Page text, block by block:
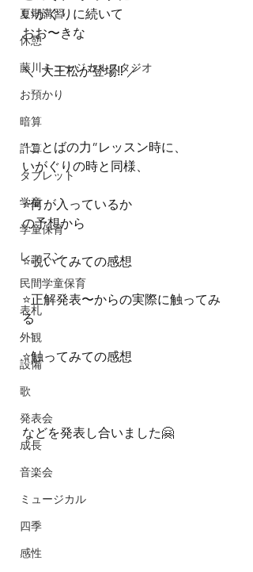
夏期講習
休憩
藤川ミュージカルスタジオ
お預かり
暗算
計算
タブレット
学童
学童保育
レッスン
民間学童保育
表札
外観
設備
歌
発表会
成長
音楽会
ミュージカル
四季
感性
いがぐりに続いて
おお〜きな
＼  大王松が登場‼︎ ／
“ことばの力”レッスン時に、
いがぐりの時と同様、
⭐️何が入っているか
の予想から
⭐️覗いてみての感想
⭐️正解発表〜からの実際に触ってみ
る
⭐️触ってみての感想
などを発表し合いました🤗